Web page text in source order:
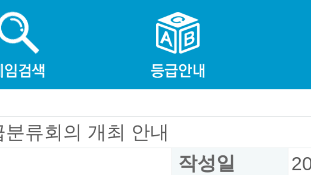
류회의 개최 안내
작성일